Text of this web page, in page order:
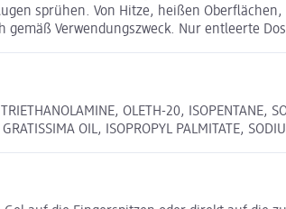
sprühen. Von Hitze, heißen
Verwendungszweck. Nur entleerte
OLETH-20, ISOPENTANE,
GRATISSIMA OIL, ISOPROPYL PALMITATE,